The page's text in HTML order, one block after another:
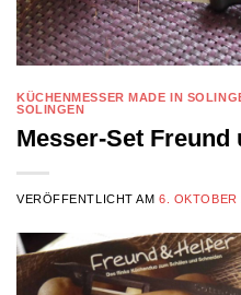
KÜCHENMESSER MADE IN
SOLINGEN
Messer-Set Freund
VERÖFFENTLICHT AM6. OKTOBER